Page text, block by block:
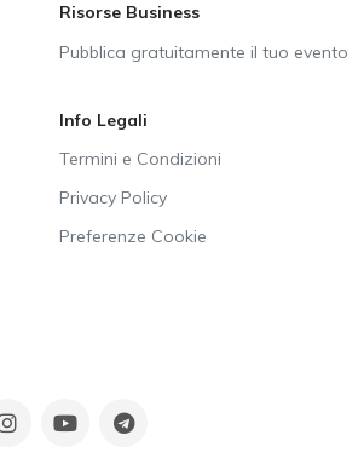
Risorse Business
Pubblica gratuitamente il tuo evento
Info Legali
Termini e Condizioni
Privacy Policy
Preferenze Cookie